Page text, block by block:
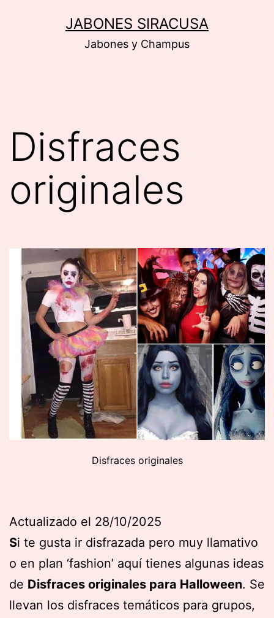
JABONES SIRACUSA
Jabones y Champus
Disfraces
originales
Disfraces originales
Actualizado el 28/10/2025
Si te gusta ir disfrazada pero muy llamativo
o en plan ‘fashion’ aquí tienes algunas ideas
de Disfraces originales para Halloween. Se
llevan los disfraces temáticos para grupos,